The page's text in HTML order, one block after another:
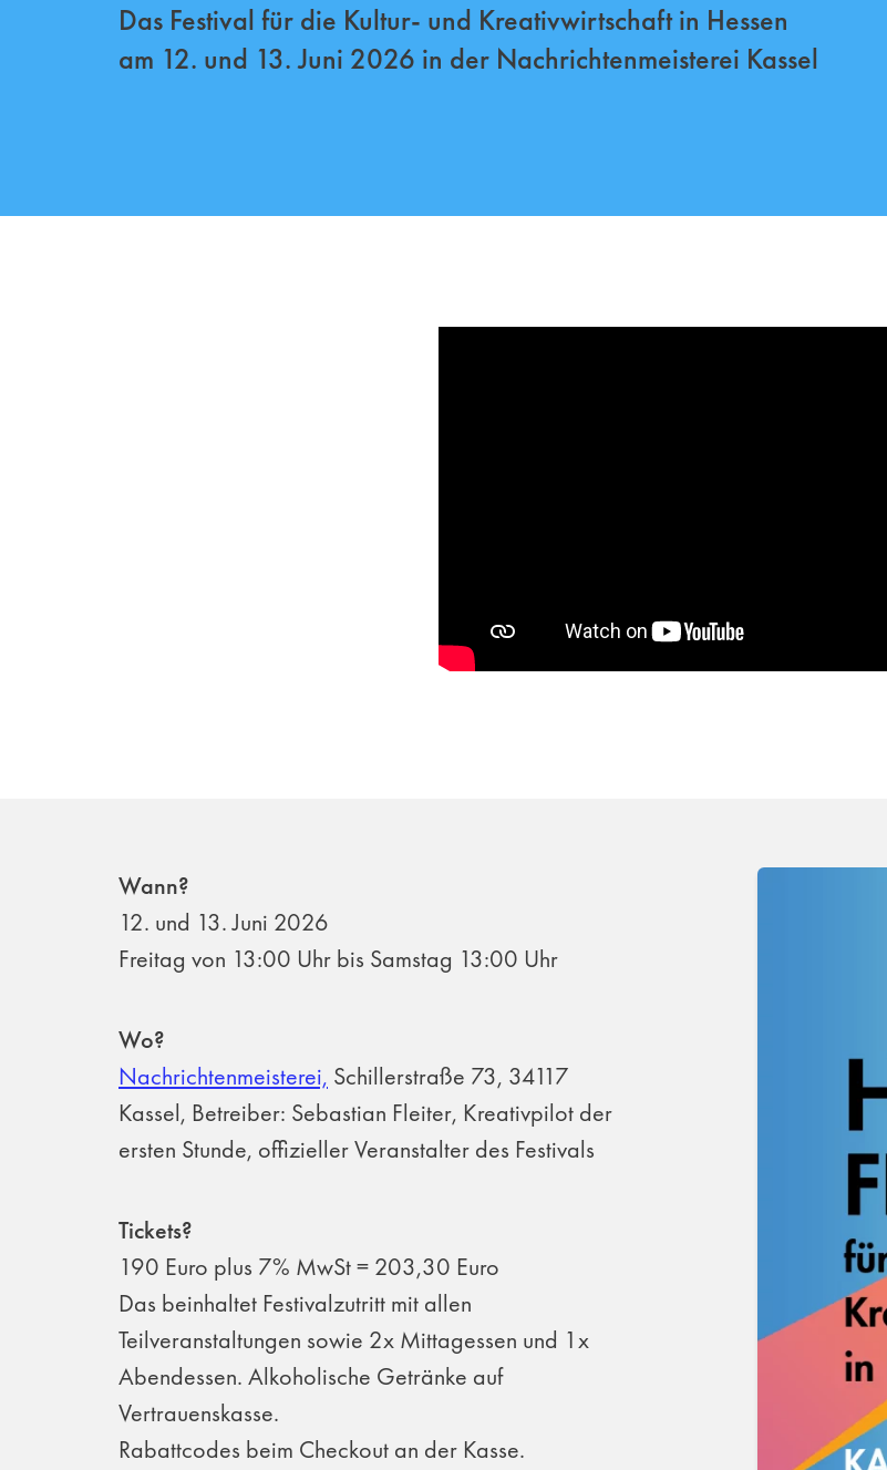
Das Festival für die Kultur- und Kreativwirtschaft in Hessen
am 12. und 13. Juni 2026 in der Nachrichtenmeisterei Kassel
Wann?
12. und 13. Juni 2026
Freitag von 13:00 Uhr bis Samstag 13:00 Uhr
Wo?
Nachrichtenmeisterei, Schillerstraße 73, 34117
Kassel, Betreiber: Sebastian Fleiter, Kreativpilot der
ersten Stunde, offizieller Veranstalter des Festivals
Tickets?
190 Euro plus 7% MwSt = 203,30 Euro
Das beinhaltet Festivalzutritt mit allen
Teilveranstaltungen sowie 2x Mittagessen und 1x
Abendessen. Alkoholische Getränke auf
Vertrauenskasse.
Rabattcodes beim Checkout an der Kasse.